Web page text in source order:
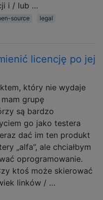
i / lub …
source
legal
licencję po jej
który nie wydaje
grupę
są bardzo
go jako testera
dać im ten produkt
„alfa”, ale chciałbym
oprogramowanie.
ktoś może skierować
linków / …